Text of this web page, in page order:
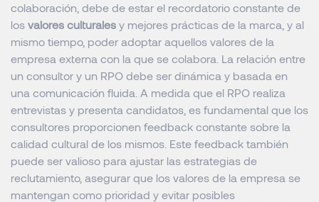
colaboración, debe de estar el recordatorio constante de
los valores culturales y mejores prácticas de la marca, y al
mismo tiempo, poder adoptar aquellos valores de la
empresa externa con la que se colabora. La relación entre
un consultor y un RPO debe ser dinámica y basada en
una comunicación fluida. A medida que el RPO realiza
entrevistas y presenta candidatos, es fundamental que los
consultores proporcionen feedback constante sobre la
calidad cultural de los mismos. Este feedback también
puede ser valioso para ajustar las estrategias de
reclutamiento, asegurar que los valores de la empresa se
mantengan como prioridad y evitar posibles